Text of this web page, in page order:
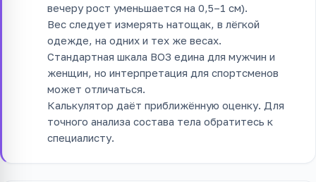
вечеру рост уменьшается на 0,5–1 см).
Вес следует измерять натощак, в лёгкой
одежде, на одних и тех же весах.
Стандартная шкала ВОЗ едина для мужчин и
женщин, но интерпретация для спортсменов
может отличаться.
Калькулятор даёт приближённую оценку. Для
точного анализа состава тела обратитесь к
специалисту.